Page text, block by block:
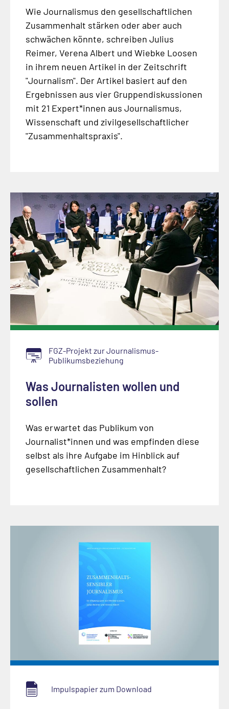
Wie Journalismus den gesellschaftlichen
Zusammenhalt stärken oder aber auch
schwächen könnte, schreiben Julius
Reimer, Verena Albert und Wiebke Loosen
in ihrem neuen Artikel in der Zeitschrift
"Journalism". Der Artikel basiert auf den
Ergebnissen aus vier Gruppendiskussionen
mit 21 Expert*innen aus Journalismus,
Wissenschaft und zivilgesellschaftlicher
"Zusammenhaltspraxis".
FGZ-Projekt zur Journalismus-
Publikumsbeziehung
Was Journalisten wollen und
sollen
Was erwartet das Publikum von
Journalist*innen und was empfinden diese
selbst als ihre Aufgabe im Hinblick auf
gesellschaftlichen Zusammenhalt?
Impulspapier zum Download